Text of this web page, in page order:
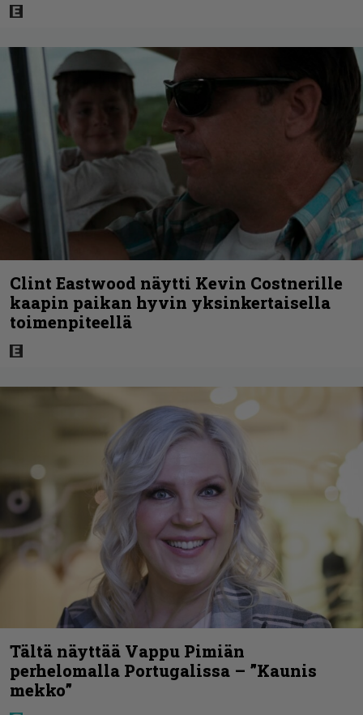
Clint Eastwood näytti Kevin Costnerille
kaapin paikan hyvin yksinkertaisella
toimenpiteellä
Tältä näyttää Vappu Pimiän
perhelomalla Portugalissa – ”Kaunis
mekko”